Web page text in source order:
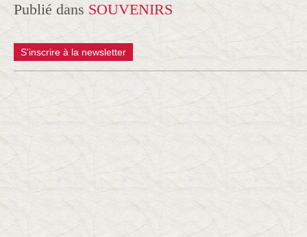
Publié dans SOUVENIRS
S'inscrire à la newsletter